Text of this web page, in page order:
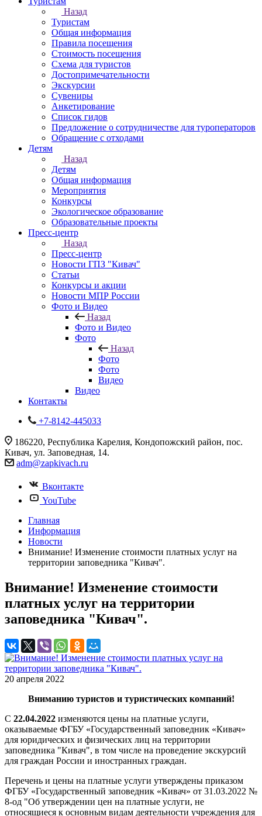
Назад
Туристам
Общая информация
Правила посещения
Стоимость посещения
Схема для туристов
Достопримечательности
Экскурсии
Сувениры
Анкетирование
Список гидов
Предложение о сотрудничестве для туроператоров
Обращение с отходами
Детям
Назад
Детям
Общая информация
Мероприятия
Конкурсы
Экологическое образование
Образовательные проекты
Пресс-центр
Назад
Пресс-центр
Новости ГПЗ "Кивач"
Статьи
Конкурсы и акции
Новости МПР России
Фото и Видео
Назад
Фото и Видео
Фото
Назад
Фото
Фото
Видео
Видео
Контакты
+7-8142-445033
186220, Республика Карелия, Кондопожский район, пос.
Кивач, ул. Заповедная, 14.
adm@zapkivach.ru
Вконтакте
YouTube
Главная
Информация
Новости
Внимание! Изменение стоимости платных услуг на
территории заповедника "Кивач".
Внимание! Изменение стоимости
платных услуг на территории
заповедника "Кивач".
20 апреля 2022
Вниманию туристов и туристических компаний!
С 22.04.2022 изменяются цены на платные услуги,
оказываемые ФГБУ «Государственный заповедник «Кивач»
для юридических и физических лиц на территории
заповедника "Кивач", в том числе на проведение экскурсий
для граждан России и иностранных граждан.
Перечень и цены на платные услуги утверждены приказом
ФГБУ «Государственный заповедник «Кивач» от 31.03.2022 №
8-од "Об утверждении цен на платные услуги, не
относящиеся к основным видам деятельности учреждения для